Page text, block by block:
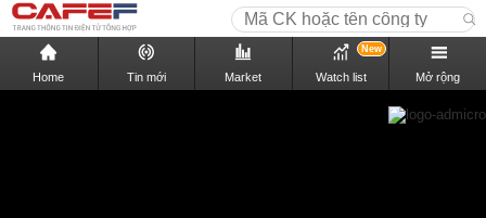
Home Tin mới Market Watch list
New
Mở rộng